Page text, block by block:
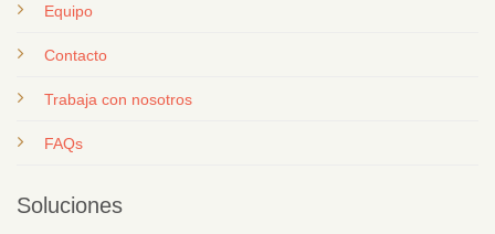
Equipo
Contacto
Trabaja con nosotros
FAQs
Soluciones